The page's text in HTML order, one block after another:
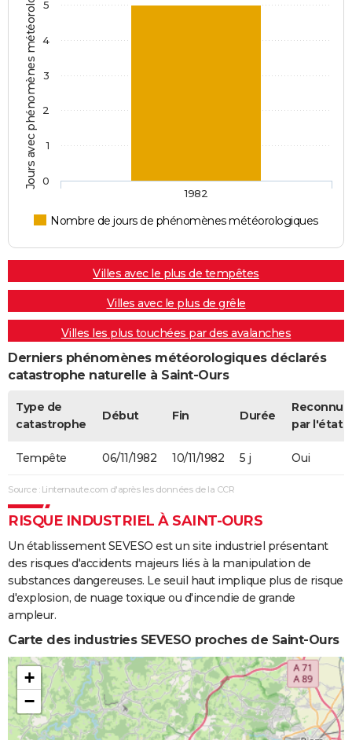
Jours avec phénomènes météorologiques
Nombre de jours de phénomènes météorologiques
1982
0
1
2
3
4
5
Villes avec le plus de tempêtes
Villes avec le plus de grêle
Villes les plus touchées par des avalanches
Derniers phénomènes météorologiques déclarés
catastrophe naturelle à Saint-Ours
Type de
catastrophe
Début Fin Durée
Reconnue
par l'état
Tempête 06/11/1982 10/11/1982 5 j Oui
Source : Linternaute.com d'après les données de la CCR
RISQUE INDUSTRIEL À SAINT-OURS
Un établissement SEVESO est un site industriel présentant
des risques d'accidents majeurs liés à la manipulation de
substances dangereuses. Le seuil haut implique plus de risque
d'explosion, de nuage toxique ou d'incendie de grande
ampleur.
Carte des industries SEVESO proches de Saint-Ours
+
−